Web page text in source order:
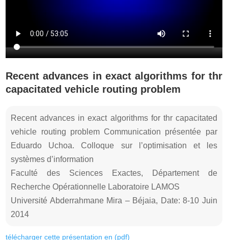
Recent advances in exact algorithms for thr
capacitated vehicle routing problem
Recent advances in exact algorithms for thr capacitated
vehicle routing problem Communication présentée par
Eduardo Uchoa. Colloque sur l’optimisation et les
systèmes d’information
Faculté des Sciences Exactes, Département de
Recherche Opérationnelle Laboratoire LAMOS
Université Abderrahmane Mira – Béjaia, Date: 8-10 Juin
2014
télécharger cette présentation en (pdf)